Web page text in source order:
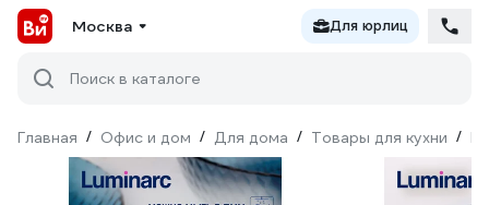
Москва Для юрлиц
Поиск в каталоге
Главная / Офис и дом / Для дома / Товары для кухни /